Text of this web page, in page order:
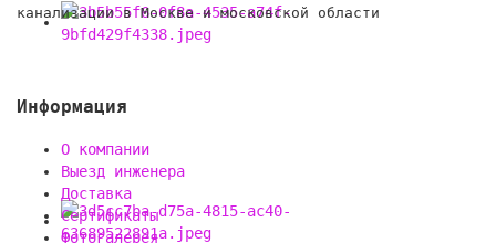
канализации в Москве и московской области
Информация
О компании
Выезд инженера
Доставка
Сертификаты
Фотогалерея